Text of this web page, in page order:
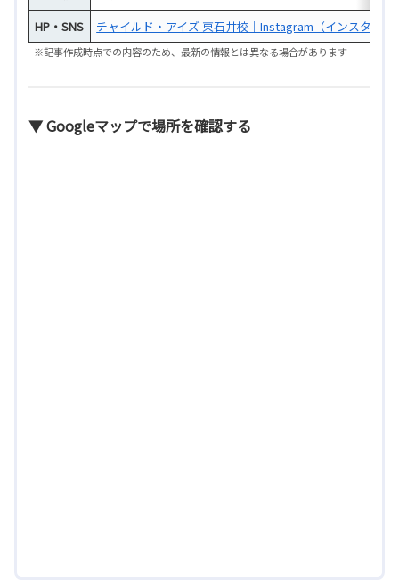
HP・SNS
チャイルド・アイズ 東石井校｜Instagram（インスタ）
※記事作成時点での内容のため、最新の情報とは異なる場合があります
▼ Googleマップで場所を確認する